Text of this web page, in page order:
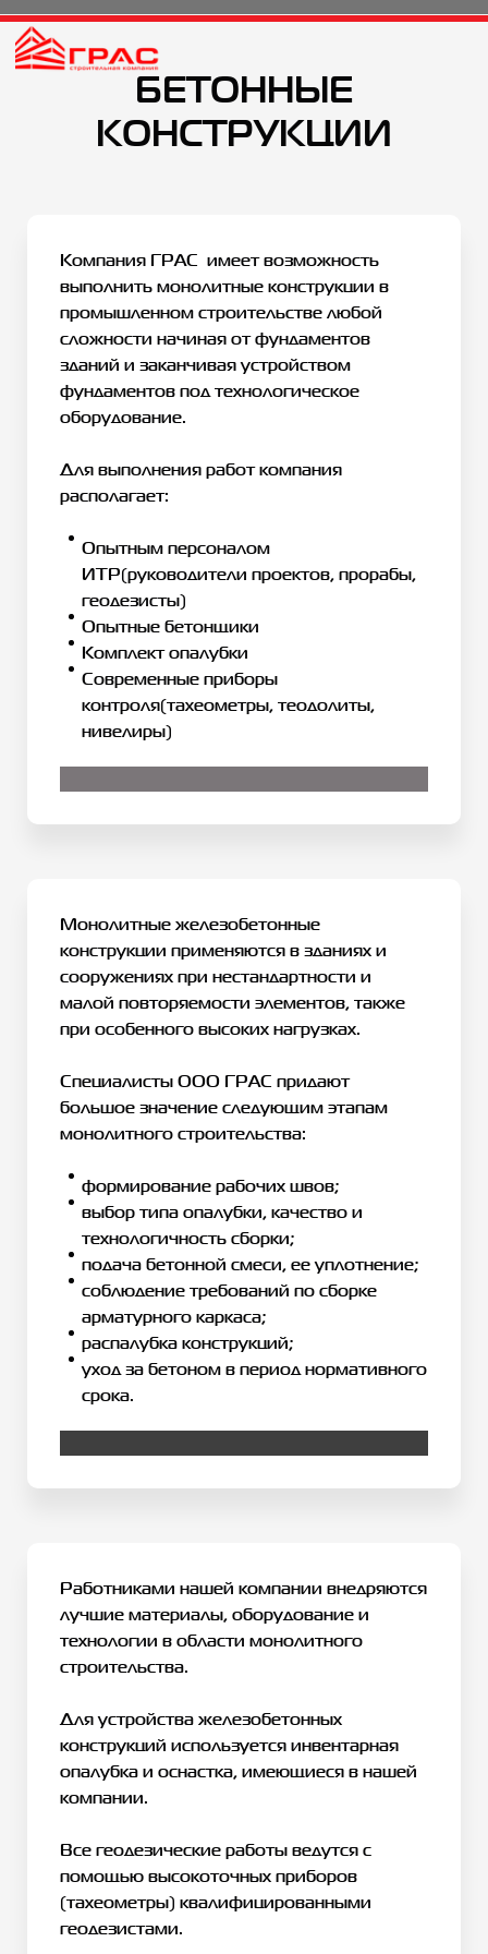
БЕТОННЫЕ
КОНСТРУКЦИИ
Компания ГРАС имеет возможность
выполнить монолитные конструкции в
промышленном строительстве любой
сложности начиная от фундаментов
зданий и заканчивая устройством
фундаментов под технологическое
оборудование.
Для выполнения работ компания
располагает:
Опытным персоналом
ИТР(руководители проектов, прорабы,
геодезисты)
Опытные бетонщики
Комплект опалубки
Современные приборы
контроля(тахеометры, теодолиты,
нивелиры)
Монолитные железобетонные
конструкции применяются в зданиях и
сооружениях при нестандартности и
малой повторяемости элементов, также
при особенного высоких нагрузках.
Специалисты ООО ГРАС придают
большое значение следующим этапам
монолитного строительства:
формирование рабочих швов;
выбор типа опалубки, качество и
технологичность сборки;
подача бетонной смеси, ее уплотнение;
соблюдение требований по сборке
арматурного каркаса;
распалубка конструкций;
уход за бетоном в период нормативного
срока.
Работниками нашей компании внедряются
лучшие материалы, оборудование и
технологии в области монолитного
строительства.
Для устройства железобетонных
конструкций используется инвентарная
опалубка и оснастка, имеющиеся в нашей
компании.
Все геодезические работы ведутся с
помощью высокоточных приборов
(тахеометры) квалифицированными
геодезистами.